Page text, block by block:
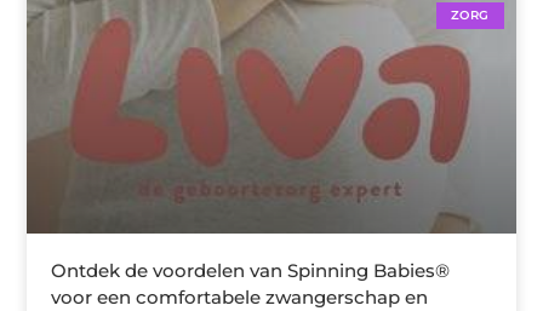
ZORG
Ontdek de voordelen van Spinning Babies®
voor een comfortabele zwangerschap en